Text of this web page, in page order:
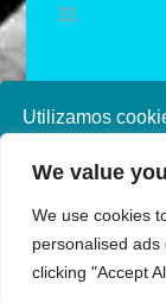
Utilizamos
navegando,
política de
privacidad
We value
We use cookies
personalised
clicking "Accept
31